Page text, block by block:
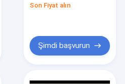
Son Fiyat alın
Şimdi başvurun